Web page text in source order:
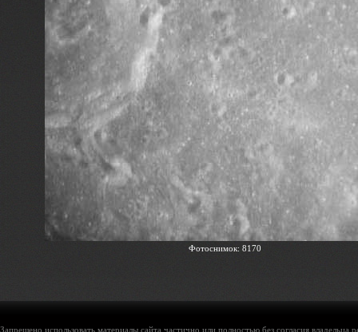
Фотоснимок: 8170
Запрещено использовать материалы сайта частично или полностью без согласия